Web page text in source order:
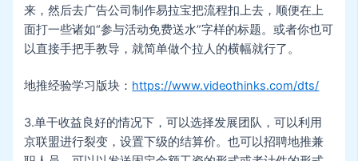
来，然后去广告公司制作易拉宝把流程扣上去，顺便在上
面打一些诸如“参与活动免费送水”字样的标题。或者你也可
以直接手把手教导，就简单做个拉人的横幅就行了。
地推经验学习版块： https://www.videothinks.com/dts/
3.单干收益良好的情况下，可以选择发展团队，可以利用
京联盟进行裂变，设置下级的结算价。也可以招聘地推兼